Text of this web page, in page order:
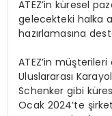
ATEZ’in küresel
gelecekteki halka
hazırlamasına
ATEZ’in
Uluslararası
Schenker gibi
Ocak 2024’te